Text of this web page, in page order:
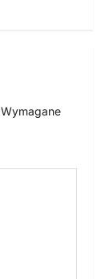
Wymagane